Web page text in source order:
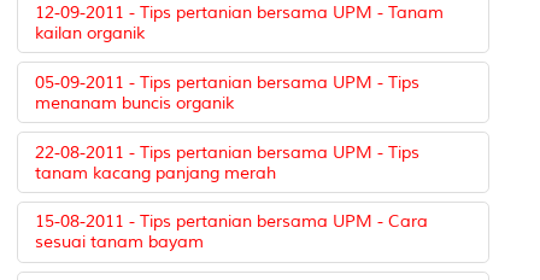
12-09-2011 - Tips pertanian bersama UPM - Tanam
kailan organik
05-09-2011 - Tips pertanian bersama UPM - Tips
menanam buncis organik
22-08-2011 - Tips pertanian bersama UPM - Tips
tanam kacang panjang merah
15-08-2011 - Tips pertanian bersama UPM - Cara
sesuai tanam bayam